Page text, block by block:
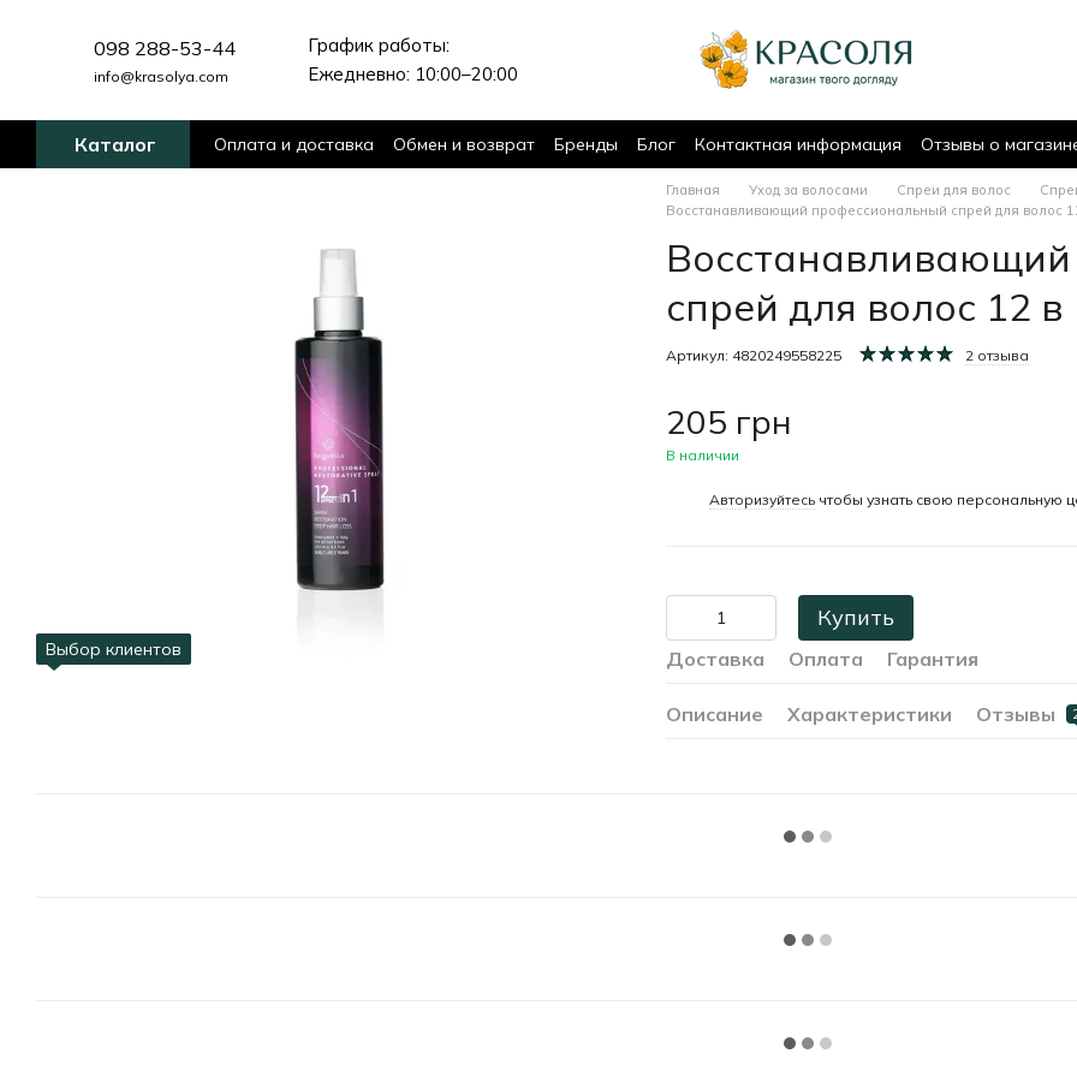
098 288-53-44
info@krasolya.com
График работы:
Ежедневно: 10:00–20:00
Каталог Оплата и доставка Обмен и возврат Бренды Блог Контактная информация Отзывы о
Выбор клиентов
Главная Уход за волосами Спреи для волос
Восстанавливающий профессиональный спрей для волос
спрей для волос 12
Артикул: 4820249558225 2 отзыва
205 грн
В наличии
Авторизуйтесьчтобы узнать свою персональную
Купить
Доставка Оплата Гарантия
Описание Характеристики Отзывы